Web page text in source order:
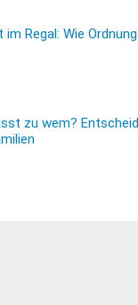
Regal: Wie
zu wem?